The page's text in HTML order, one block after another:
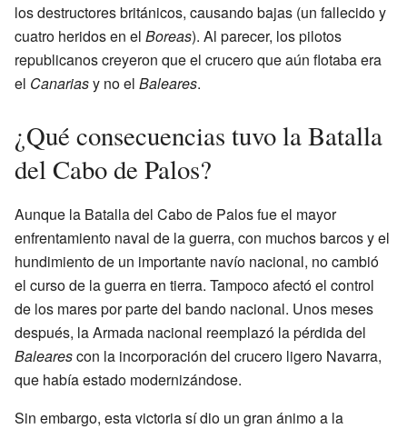
los destructores británicos, causando bajas (un fallecido y
cuatro heridos en el Boreas). Al parecer, los pilotos
republicanos creyeron que el crucero que aún flotaba era
el Canariasy no el Baleares.
¿Qué consecuencias tuvo la Batalla
del Cabo de Palos?
Aunque la Batalla del Cabo de Palos fue el mayor
enfrentamiento naval de la guerra, con muchos barcos y el
hundimiento de un importante navío nacional, no cambió
el curso de la guerra en tierra. Tampoco afectó el control
de los mares por parte del bando nacional. Unos meses
después, la Armada nacional reemplazó la pérdida del
Balearescon la incorporación del crucero ligero Navarra,
que había estado modernizándose.
Sin embargo, esta victoria sí dio un gran ánimo a la